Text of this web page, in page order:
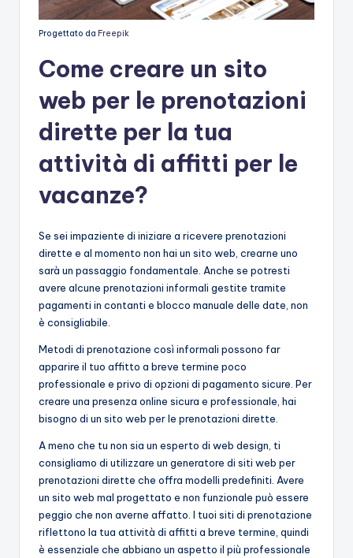
Progettato da Freepik
Come creare un sito
web per le prenotazioni
dirette per la tua
attività di affitti per le
vacanze?
Se sei impaziente di iniziare a ricevere prenotazioni
dirette e al momento non hai un sito web, crearne uno
sarà un passaggio fondamentale. Anche se potresti
avere alcune prenotazioni informali gestite tramite
pagamenti in contanti e blocco manuale delle date, non
è consigliabile.
Metodi di prenotazione così informali possono far
apparire il tuo affitto a breve termine poco
professionale e privo di opzioni di pagamento sicure. Per
creare una presenza online sicura e professionale, hai
bisogno di un sito web per le prenotazioni dirette.
A meno che tu non sia un esperto di web design, ti
consigliamo di utilizzare un generatore di siti web per
prenotazioni dirette che offra modelli predefiniti. Avere
un sito web mal progettato e non funzionale può essere
peggio che non averne affatto. I tuoi siti di prenotazione
riflettono la tua attività di affitti a breve termine, quindi
è essenziale che abbiano un aspetto il più professionale